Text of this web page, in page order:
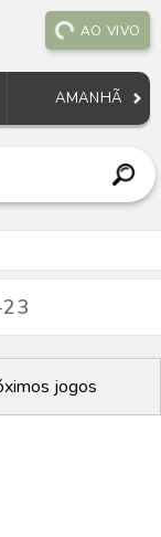
AO VIVO
AMANHÃ
jogos